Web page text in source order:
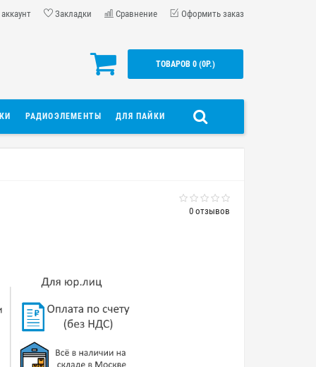
Закладки Сравнение Оформить заказ
ТОВАРОВ 0 (0Р.)
РАДИОЭЛЕМЕНТЫ ДЛЯ ПАЙКИ
0 отзывов